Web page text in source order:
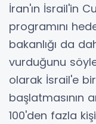
İran'ın İsrail'in
programını
bakanlığı da
vurduğunu
olarak İsrail'e bir
başlatmasının
100'den fazla